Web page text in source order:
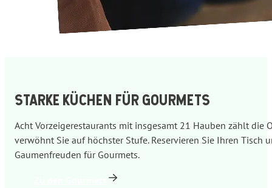
STARKE KÜCHEN FÜR GOURMETS
Acht Vorzeigerestaurants mit insgesamt 21 Hauben zählt die
verwöhnt Sie auf höchster Stufe. Reservieren Sie Ihren Tisch
Gaumenfreuden für Gourmets.